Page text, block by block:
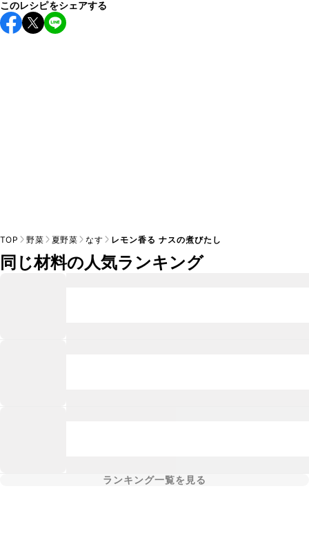
保存期間は冷蔵で翌日中が目安です。なるべくお早めにお召
し上がりください。
このレシピをシェアする
TOP 野菜 夏野菜 なす レモン香る ナスの煮びたし
同じ材料の人気ランキング
ランキング一覧を見る